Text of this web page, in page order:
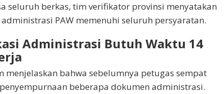
seluruh berkas, tim verifikator provinsi menyatakan
PAW memenuhi seluruh persyaratan.
Administrasi Butuh Waktu 14
menjelaskan bahwa sebelumnya petugas sempat
beberapa dokumen administrasi.